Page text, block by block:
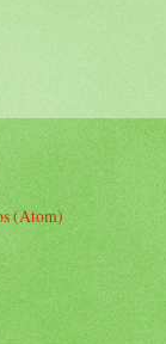
(Atom)